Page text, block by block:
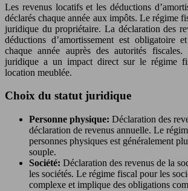
Les revenus locatifs et les déductions
déclarés chaque année aux impôts. Le régime
juridique du propriétaire. La déclaration des
déductions d’amortissement est obligatoire
chaque année auprès des autorités
juridique a un impact direct sur le régime
location meublée.
Choix du statut juridique
Personne physique: Déclaration des
déclaration de revenus annuelle. Le
personnes physiques est généralement
souple.
Société: Déclaration des revenus de la
les sociétés. Le régime fiscal pour les
complexe et implique des obligations